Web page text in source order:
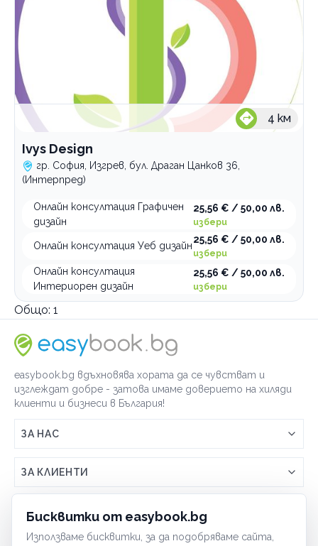
Бисквитки от easybook.bg
Използваме бисквитки, за да подобряваме сайта,
4 км
Ivys Design
гр. София, Изгрев, бул. Драган Цанков 36,
(Интерпред)
Онлайн консултация Графичен
дизайн
25,56 € / 50,00 лв.
избери
Онлайн консултация Уеб дизайн
25,56 € / 50,00 лв.
избери
Онлайн консултация
Интериорен дизайн
25,56 € / 50,00 лв.
избери
Общо: 1
easybook.bg вдъхновява хората да се чувстват и
изглеждат добре - затова имаме доверието на хиляди
клиенти и бизнеси в България!
ЗА НАС
Връзка с easybook.bg
Как работи easybook
Често задавани въпроси
ЗА КЛИЕНТИ
Условия за ползване
ЗА ТЪРГОВЦИ
Включи бизнеса си